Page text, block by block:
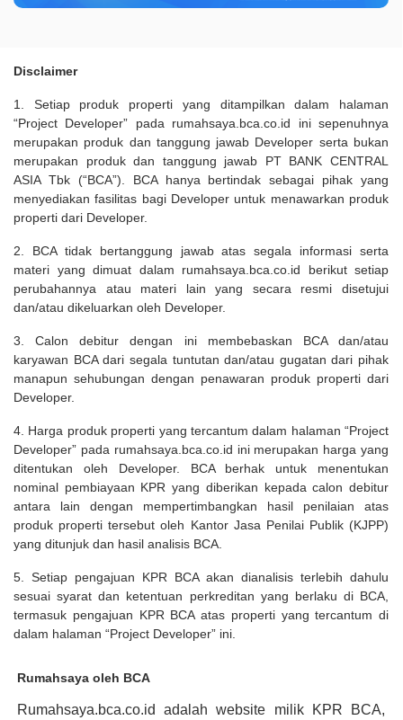
Disclaimer
1. Setiap produk properti yang ditampilkan dalam halaman
“Project Developer” pada rumahsaya.bca.co.id ini sepenuhnya
merupakan produk dan tanggung jawab Developer serta bukan
merupakan produk dan tanggung jawab PT BANK CENTRAL
ASIA Tbk (“BCA”). BCA hanya bertindak sebagai pihak yang
menyediakan fasilitas bagi Developer untuk menawarkan produk
properti dari Developer.
2. BCA tidak bertanggung jawab atas segala informasi serta
materi yang dimuat dalam rumahsaya.bca.co.id berikut setiap
perubahannya atau materi lain yang secara resmi disetujui
dan/atau dikeluarkan oleh Developer.
3. Calon debitur dengan ini membebaskan BCA dan/atau
karyawan BCA dari segala tuntutan dan/atau gugatan dari pihak
manapun sehubungan dengan penawaran produk properti dari
Developer.
4. Harga produk properti yang tercantum dalam halaman “Project
Developer” pada rumahsaya.bca.co.id ini merupakan harga yang
ditentukan oleh Developer. BCA berhak untuk menentukan
nominal pembiayaan KPR yang diberikan kepada calon debitur
antara lain dengan mempertimbangkan hasil penilaian atas
produk properti tersebut oleh Kantor Jasa Penilai Publik (KJPP)
yang ditunjuk dan hasil analisis BCA.
5. Setiap pengajuan KPR BCA akan dianalisis terlebih dahulu
sesuai syarat dan ketentuan perkreditan yang berlaku di BCA,
termasuk pengajuan KPR BCA atas properti yang tercantum di
dalam halaman “Project Developer” ini.
Rumahsaya oleh BCA
Rumahsaya.bca.co.id adalah website milik KPR BCA,